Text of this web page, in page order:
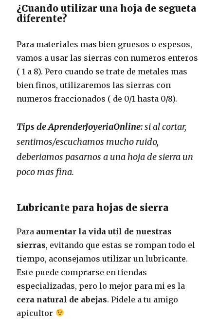
¿Cuando utilizar una hoja de segueta
diferente?
Para materiales mas bien gruesos o espesos,
vamos a usar las sierras con numeros enteros
( 1 a 8). Pero cuando se trate de metales mas
bien finos, utilizaremos las sierras con
numeros fraccionados ( de 0/1 hasta 0/8).
Tips de AprenderJoyeriaOnline:si al cortar,
sentimos/escuchamos mucho ruido,
deberiamos pasarnos a una hoja de sierra un
poco mas fina.
Lubricante para hojas de sierra
Para aumentar la vida util de nuestras
sierras, evitando que estas se rompan todo el
tiempo, aconsejamos utilizar un lubricante.
Este puede comprarse en tiendas
especializadas, pero lo mejor para mi es la
cera natural de abejas. Pidele a tu amigo
apicultor